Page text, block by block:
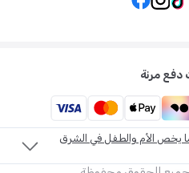
دفع مرنة
يخص الأم والطفل في الشرق